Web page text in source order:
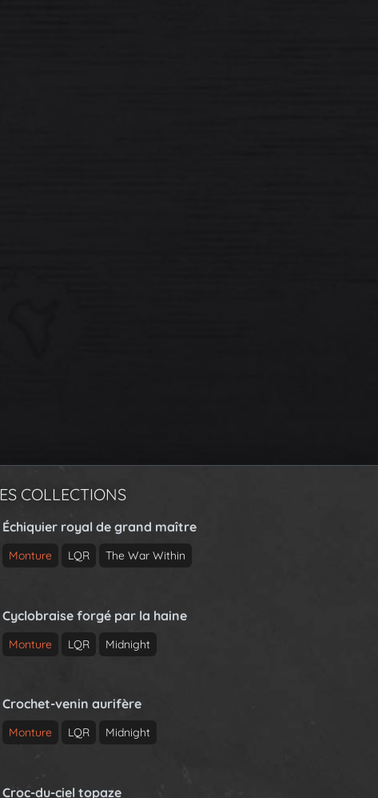
COLLECTIONS
Échiquier royal de grand maître
Monture LQR The War Within
Cyclobraise forgé par la haine
Monture LQR Midnight
Crochet-venin aurifère
Monture LQR Midnight
Croc-du-ciel topaze